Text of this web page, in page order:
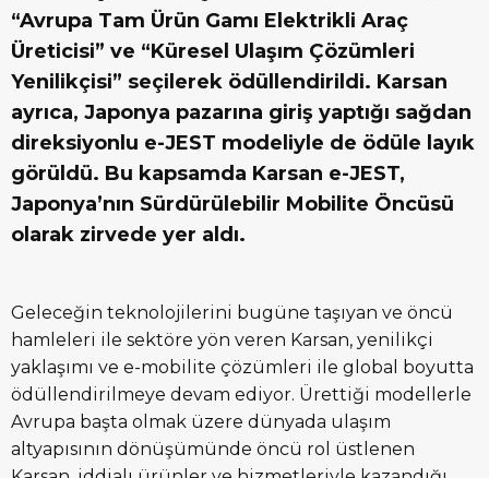
“Avrupa Tam Ürün Gamı Elektrikli Araç
Üreticisi” ve “Küresel Ulaşım Çözümleri
Yenilikçisi” seçilerek ödüllendirildi. Karsan
ayrıca, Japonya pazarına giriş yaptığı sağdan
direksiyonlu e-JEST modeliyle de ödüle layık
görüldü. Bu kapsamda Karsan e-JEST,
Japonya’nın Sürdürülebilir Mobilite Öncüsü
olarak zirvede yer aldı.
Geleceğin teknolojilerini bugüne taşıyan ve öncü
hamleleri ile sektöre yön veren Karsan, yenilikçi
yaklaşımı ve e-mobilite çözümleri ile global boyutta
ödüllendirilmeye devam ediyor. Ürettiği modellerle
Avrupa başta olmak üzere dünyada ulaşım
altyapısının dönüşümünde öncü rol üstlenen